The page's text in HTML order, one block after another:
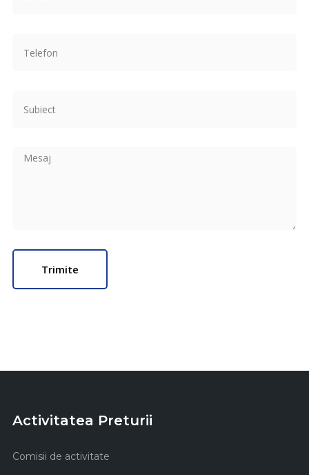
Activitatea Preturii
Comisii de activitate